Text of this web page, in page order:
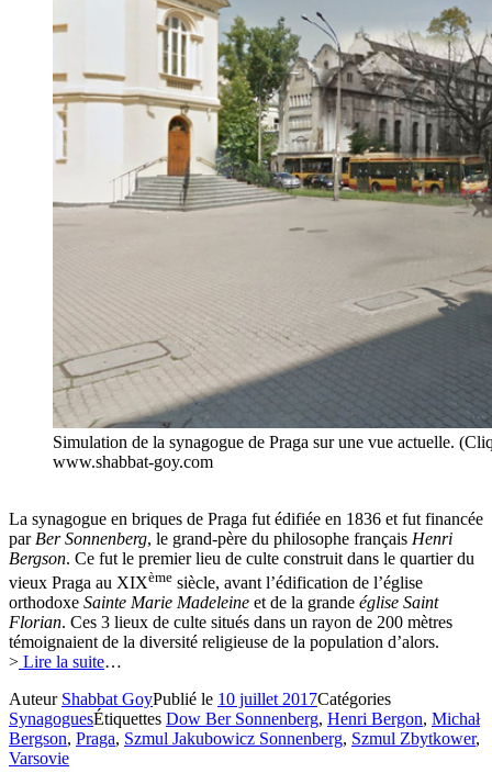
Simulation de la synagogue de Praga sur une vue actuelle.
www.shabbat-goy.com
La synagogue en briques de Praga fut édifiée en 1836 et fut financée
par Ber Sonnenberg, le grand-père du philosophe français Henri
Bergson. Ce fut le premier lieu de culte construit dans le quartier du
vieux Praga au XIXème siècle, avant l’édification de l’église
orthodoxe Sainte Marie Madeleine et de la grande église Saint
Florian. Ces 3 lieux de culte situés dans un rayon de 200 mètres
témoignaient de la diversité religieuse de la population d’alors.
> Lire la suite…
Auteur Shabbat GoyPublié le 10 juillet 2017Catégories
SynagoguesÉtiquettes Dow Ber Sonnenberg, Henri Bergon, Michał
Bergson, Praga, Szmul Jakubowicz Sonnenberg, Szmul Zbytkower,
Varsovie